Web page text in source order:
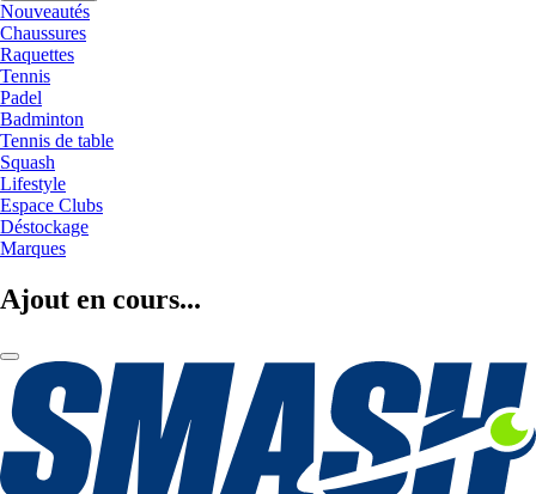
Nouveautés
Chaussures
Raquettes
Tennis
Padel
Badminton
Tennis de table
Squash
Lifestyle
Espace Clubs
Déstockage
Marques
Ajout en cours...